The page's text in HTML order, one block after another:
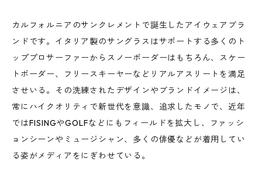
カルフォルニアのサンクレメントで誕生したアイウェアブラ
ンドです。イタリア製のサングラスはサポートする多くのト
ッププロサーファーからスノーボーダーはもちろん、スケー
トボーダー、フリースキーヤーなどリアルアスリートを満足
させいる。その洗練されたデザインやブランドイメージは、
常にハイクオリティで新世代を意識、追求したモノで、近年
ではFISINGやGOLFなどにもフィールドを拡大し、ファッシ
ョンシーンやミュージシャン、多くの俳優などが着用してい
る姿がメディアをにぎわせている。